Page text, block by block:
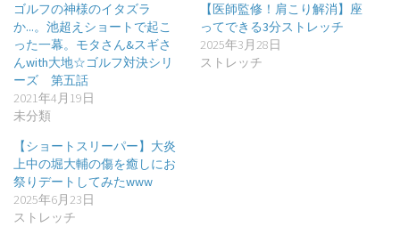
ゴルフの神様のイタズラ
か...。池超えショートで起こ
った一幕。モタさん&スギさ
んwith大地☆ゴルフ対決シリ
ーズ 第五話
2021年4月19日
未分類
【医師監修！肩こり解消】座
ってできる3分ストレッチ
2025年3月28日
ストレッチ
【ショートスリーパー】大炎
上中の堀大輔の傷を癒しにお
祭りデートしてみたwww
2025年6月23日
ストレッチ